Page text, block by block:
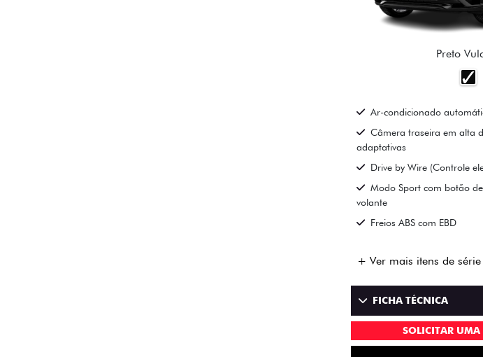
Preto
Ar-condicionado
Câmera traseira em alta
adaptativas
Drive by Wire (Controle
Modo Sport com botão
volante
Freios ABS com EBD
+ Ver mais itens de série
FICHA TÉCNICA
SOLICITAR UMA